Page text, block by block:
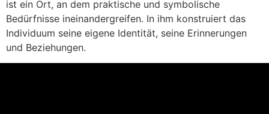
ist ein Ort, an dem praktische und symbolische
Bedürfnisse ineinandergreifen. In ihm konstruiert das
Individuum seine eigene Identität, seine Erinnerungen
und Beziehungen.